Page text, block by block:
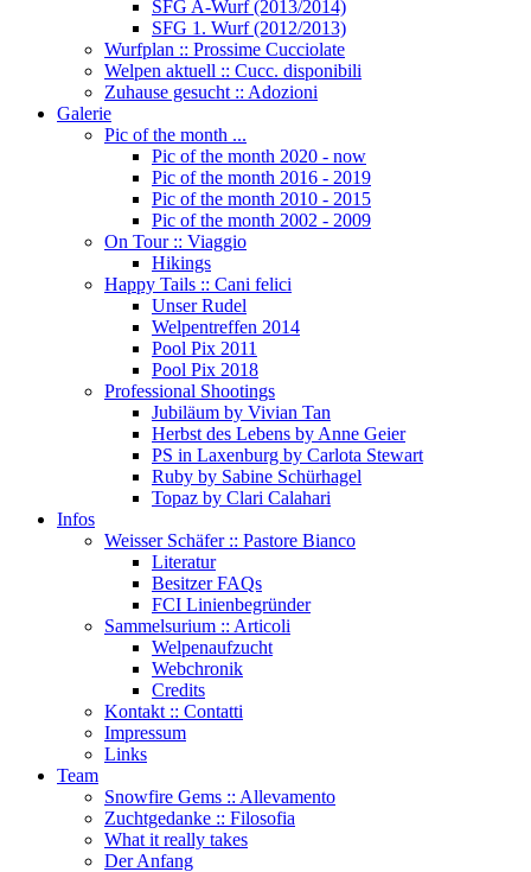
SFG A-Wurf (2013/2014)
SFG 1. Wurf (2012/2013)
Wurfplan :: Prossime Cucciolate
Welpen aktuell :: Cucc. disponibili
Zuhause gesucht :: Adozioni
Galerie
Pic of the month ...
Pic of the month 2020 - now
Pic of the month 2016 - 2019
Pic of the month 2010 - 2015
Pic of the month 2002 - 2009
On Tour :: Viaggio
Hikings
Happy Tails :: Cani felici
Unser Rudel
Welpentreffen 2014
Pool Pix 2011
Pool Pix 2018
Professional Shootings
Jubiläum by Vivian Tan
Herbst des Lebens by Anne Geier
PS in Laxenburg by Carlota Stewart
Ruby by Sabine Schürhagel
Topaz by Clari Calahari
Infos
Weisser Schäfer :: Pastore Bianco
Literatur
Besitzer FAQs
FCI Linienbegründer
Sammelsurium :: Articoli
Welpenaufzucht
Webchronik
Credits
Kontakt :: Contatti
Impressum
Links
Team
Snowfire Gems :: Allevamento
Zuchtgedanke :: Filosofia
What it really takes
Der Anfang